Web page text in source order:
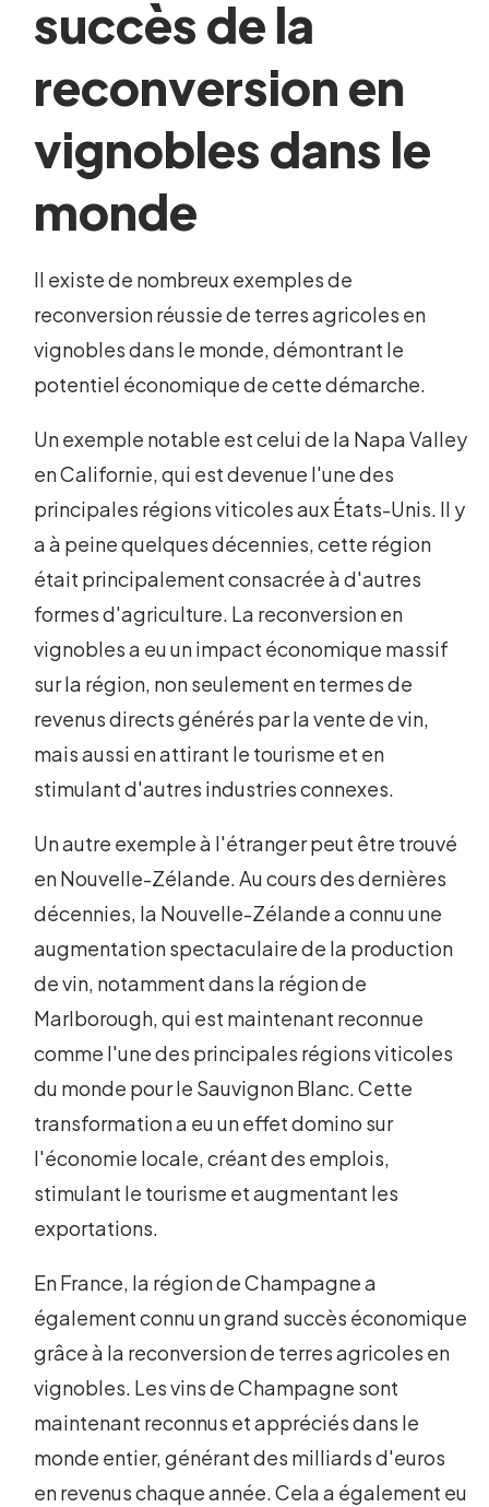
succès de la
reconversion en
vignobles dans le
monde
Il existe de nombreux exemples de
reconversion réussie de terres agricoles en
vignobles dans le monde, démontrant le
potentiel économique de cette démarche.
Un exemple notable est celui de la Napa Valley
en Californie, qui est devenue l'une des
principales régions viticoles aux États-Unis. Il y
a à peine quelques décennies, cette région
était principalement consacrée à d'autres
formes d'agriculture. La reconversion en
vignobles a eu un impact économique massif
sur la région, non seulement en termes de
revenus directs générés par la vente de vin,
mais aussi en attirant le tourisme et en
stimulant d'autres industries connexes.
Un autre exemple à l'étranger peut être trouvé
en Nouvelle-Zélande. Au cours des dernières
décennies, la Nouvelle-Zélande a connu une
augmentation spectaculaire de la production
de vin, notamment dans la région de
Marlborough, qui est maintenant reconnue
comme l'une des principales régions viticoles
du monde pour le Sauvignon Blanc. Cette
transformation a eu un effet domino sur
l'économie locale, créant des emplois,
stimulant le tourisme et augmentant les
exportations.
En France, la région de Champagne a
également connu un grand succès économique
grâce à la reconversion de terres agricoles en
vignobles. Les vins de Champagne sont
maintenant reconnus et appréciés dans le
monde entier, générant des milliards d'euros
en revenus chaque année. Cela a également eu